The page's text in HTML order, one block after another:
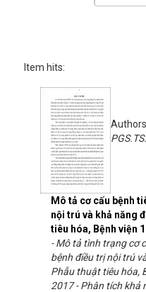
Item hits:
Mô tả cơ cấu bệnh
nội trú và khả năng
tiêu hóa, Bệnh viện
- Mô tả tình trạng cơ
bệnh điều trị nội trú
Phẫu thuật tiêu hóa,
2017 - Phân tích khả